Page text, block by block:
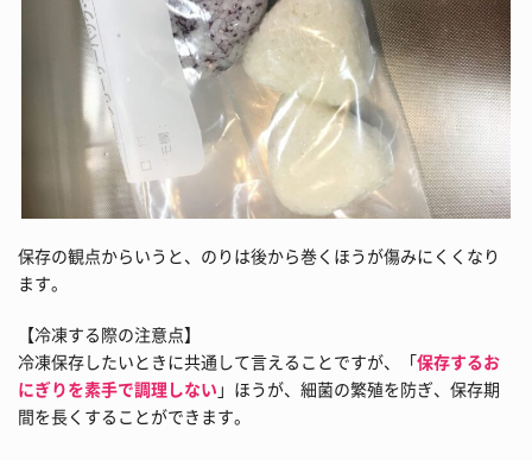
保存の観点からいうと、のりは後から巻くほうが傷みにくくなり
ます。
【冷凍する際の注意点】
冷凍保存したいときに共通して言えることですが、「保存するお
にぎりを素手で調理しない 」ほうが、細菌の繁殖を防ぎ、保存期
間を長くすることができます。